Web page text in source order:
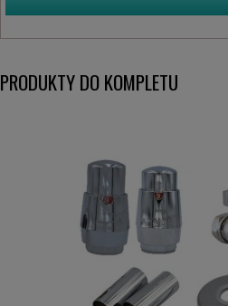
PRODUKTY DO KOMPLETU